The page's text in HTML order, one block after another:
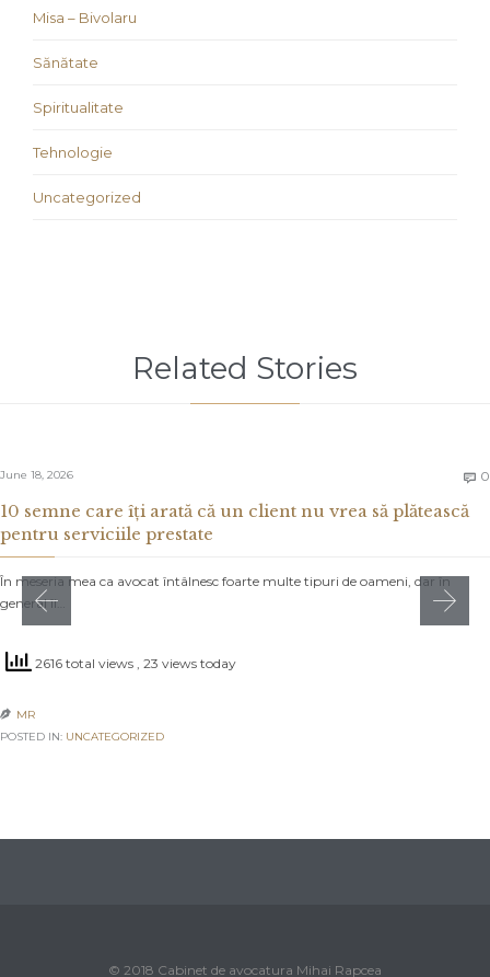
Misa – Bivolaru
Sănătate
Spiritualitate
Tehnologie
Uncategorized
Related Stories
June 18, 2026  0
10 semne care îți arată că un client nu vrea să plătească
pentru serviciile prestate
În meseria mea ca avocat întâlnesc foarte multe tipuri de oameni, dar în
general îi…
2616 total views , 23 views today
 MR
POSTED IN: UNCATEGORIZED
© 2018 Cabinet de avocatura Mihai Rapcea